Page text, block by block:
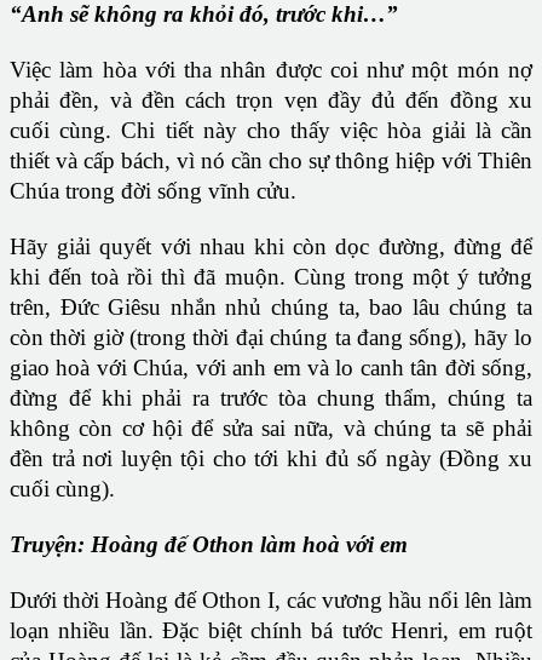
“Anh sẽ không ra khỏi đó, trước khi…”
Việc làm hòa với tha nhân được coi như một món nợ
phải đền, và đền cách trọn vẹn đầy đủ đến đồng xu
cuối cùng. Chi tiết này cho thấy việc hòa giải là cần
thiết và cấp bách, vì nó cần cho sự thông hiệp với Thiên
Chúa trong đời sống vĩnh cửu.
Hãy giải quyết với nhau khi còn dọc đường, đừng để
khi đến toà rồi thì đã muộn. Cùng trong một ý tưởng
trên, Đức Giêsu nhắn nhủ chúng ta, bao lâu chúng ta
còn thời giờ (trong thời đại chúng ta đang sống), hãy lo
giao hoà với Chúa, với anh em và lo canh tân đời sống,
đừng để khi phải ra trước tòa chung thẩm, chúng ta
không còn cơ hội để sửa sai nữa, và chúng ta sẽ phải
đền trả nơi luyện tội cho tới khi đủ số ngày (Đồng xu
cuối cùng).
Truyện: Hoàng đế Othon làm hoà với em
Dưới thời Hoàng đế Othon I, các vương hầu nổi lên làm
loạn nhiều lần. Đặc biệt chính bá tước Henri, em ruột